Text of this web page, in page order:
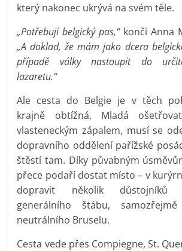
který nakonec ukrývá na svém těle.
„Potřebuji belgický pas,“konči Anna
„A doklad, že mám jako dcera
případě války nastoupit do
lazaretu.“
Ale cesta do Belgie je v těch
krajně obtížná. Mladá
vlasteneckým zápalem, musí se
dopravního oddělení pařížské
štěstí tam. Díky půvabným
přece podaří dostat místo – v
dopravit několik důstojníků
generálního štábu,
neutrálního Bruselu.
Cesta vede přes Compiegne, St.